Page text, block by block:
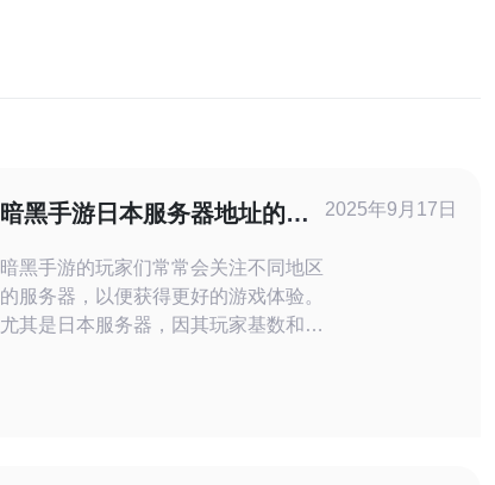
暗黑手游日本服务器地址的获
暗黑手游的玩家们常常会关注不同地区
的服务器，以便获得更好的游戏体验。
尤其是日本服务器，因其玩家基数和网
2025年9月17日